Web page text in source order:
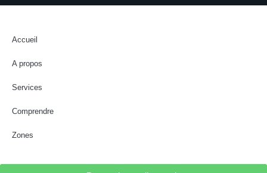
Accueil
A propos
Services
Comprendre
Zones